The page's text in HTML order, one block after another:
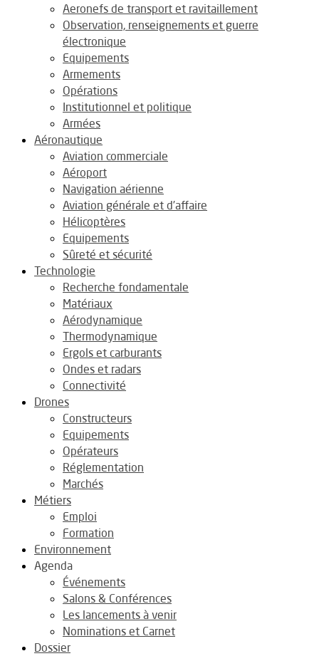
Aeronefs de transport et ravitaillement
Observation, renseignements et guerre
électronique
Equipements
Armements
Opérations
Institutionnel et politique
Armées
Aéronautique
Aviation commerciale
Aéroport
Navigation aérienne
Aviation générale et d’affaire
Hélicoptères
Equipements
Sûreté et sécurité
Technologie
Recherche fondamentale
Matériaux
Aérodynamique
Thermodynamique
Ergols et carburants
Ondes et radars
Connectivité
Drones
Constructeurs
Equipements
Opérateurs
Réglementation
Marchés
Métiers
Emploi
Formation
Environnement
Agenda
Événements
Salons & Conférences
Les lancements à venir
Nominations et Carnet
Dossier